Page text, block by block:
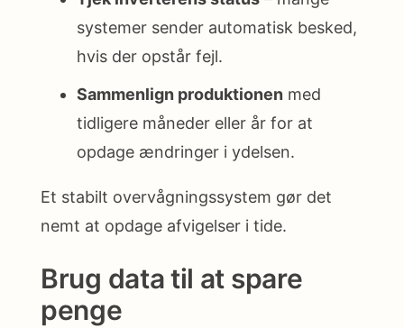
systemer sender automatisk besked,
hvis der opstår fejl.
Sammenlign produktionen med
tidligere måneder eller år for at
opdage ændringer i ydelsen.
Et stabilt overvågningssystem gør det
nemt at opdage afvigelser i tide.
Brug data til at spare
penge